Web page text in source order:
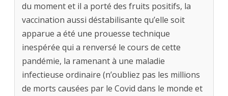
du moment et il a porté des fruits positifs, la
vaccination aussi déstabilisante qu’elle soit
apparue a été une prouesse technique
inespérée qui a renversé le cours de cette
pandémie, la ramenant à une maladie
infectieuse ordinaire (n’oubliez pas les millions
de morts causées par le Covid dans le monde et